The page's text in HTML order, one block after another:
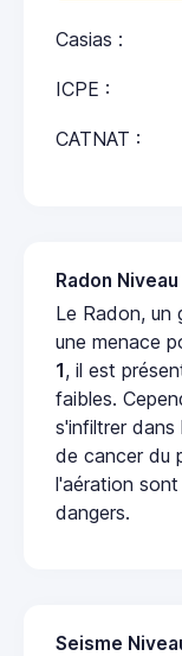
Casias :
ICPE :
CATNAT :
Radon Niveau
Le Radon, un
une menace
1, il est
faibles.
s'infiltrer dans
de cancer du
l'aération sont
dangers.
Seisme